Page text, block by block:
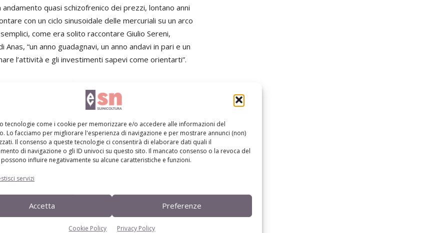
tecnologie come i cookie per memorizzare e/o accedere alle informazioni del
Lo facciamo per migliorare l'esperienza di navigazione e per mostrare annunci (non)
Il consenso a queste tecnologie ci consentirà di elaborare dati quali il
di navigazione o gli ID univoci su questo sito. Il mancato consenso o la revoca del
influire negativamente su alcune caratteristiche e funzioni.
servizi
Accetta Preferenze
Cookie Policy Privacy Policy
quasi schizofrenico dei prezzi, lontano anni
con un ciclo sinusoidale delle mercuriali su un arco
come era solito raccontare Giulio Sereni,
“un anno guadagnavi, un anno andavi in pari e un
l’attività e gli investimenti sapevi come orientarti”.
19, acronimo che racchiude in sé tutte le
sociale, economico, aggravate dalla velocità